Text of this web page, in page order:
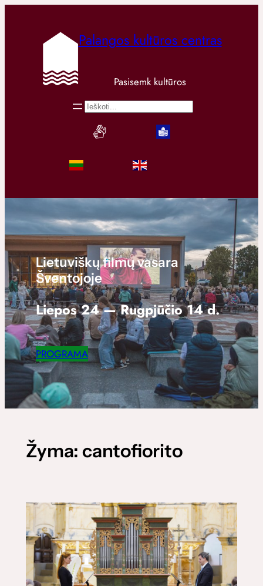
Palangos kultūros centras
Pasisemk kultūros
Paieška
Lietuviškų filmų vasara
Šventojoje
Liepos 24 — Rugpjūčio 14 d.
PROGRAMA
Žyma: cantofiorito